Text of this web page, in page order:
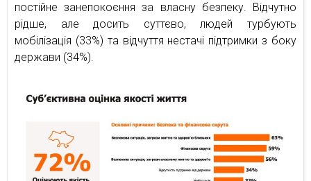
постійне занепокоєння за власну безпеку. Відчутно
рідше, але досить суттєво, людей турбують
мобілізація (33%) та відчуття нестачі підтримки з боку
держави (34%).